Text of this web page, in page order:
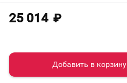
25 014 ₽
Добавить в корзину